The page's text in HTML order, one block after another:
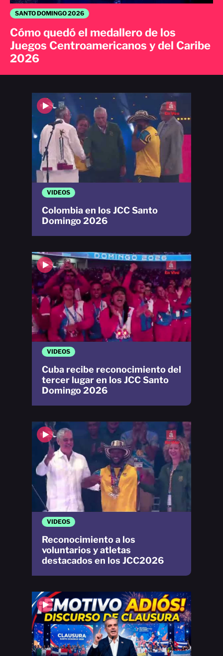
SANTO DOMINGO 2026
Cómo quedó el medallero de los
Juegos Centroamericanos y del Caribe
2026
VIDEOS
Reconocimiento a los
voluntarios y atletas
destacados en los JCC2026
VIDEOS
Cuba recibe reconocimiento del
tercer lugar en los JCC Santo
Domingo 2026
VIDEOS
Colombia en los JCC Santo
Domingo 2026